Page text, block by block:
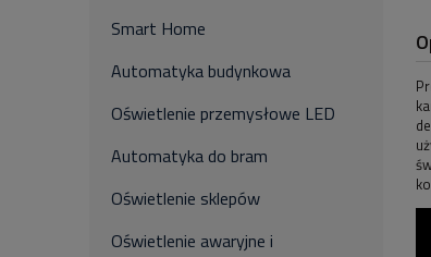
Smart Home
Automatyka budynkowa
Oświetlenie przemysłowe LED
Automatyka do bram
Oświetlenie sklepów
Oświetlenie awaryjne i